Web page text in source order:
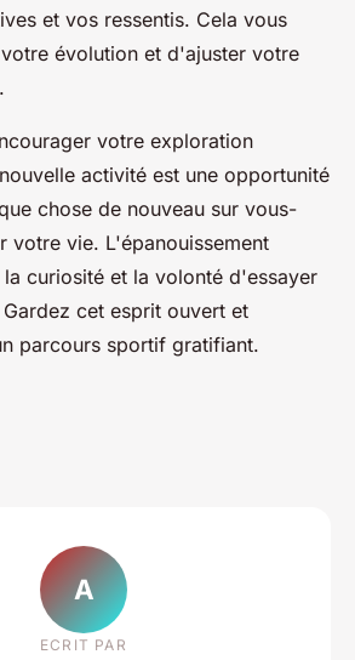
et vos ressentis. Cela vous
évolution et d'ajuster votre
votre exploration
activité est une opportunité
chose de nouveau sur vous-
votre vie. L'épanouissement
curiosité et la volonté d'essayer
cet esprit ouvert et
parcours sportif gratifiant.
A
ECRIT PAR